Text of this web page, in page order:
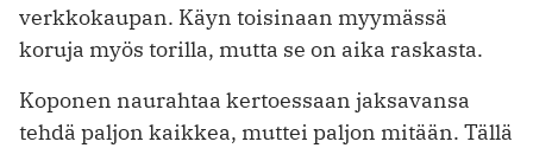
verkkokaupan. Käyn toisinaan myymässä
koruja myös torilla, mutta se on aika raskasta.
Koponen naurahtaa kertoessaan jaksavansa
tehdä paljon kaikkea, muttei paljon mitään. Tällä